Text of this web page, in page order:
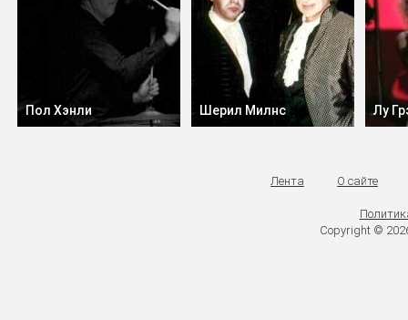
Пол Хэнли Шерил Милнс Лу
Лента О сайте
Copyright ©